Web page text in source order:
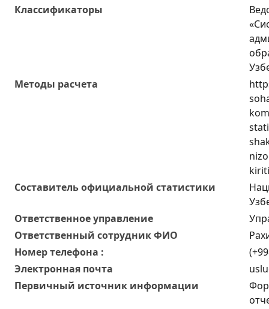
Классификаторы
Методы расчета
Составитель официальной статистики
Ответственное управление
Oтветственный сотрудник ФИО
Номер телефона :
Электронная почта
Первичный источник информации